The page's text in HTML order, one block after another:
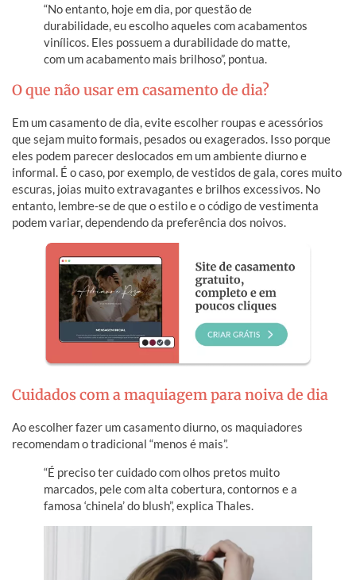
“No entanto, hoje em dia, por questão de
durabilidade, eu escolho aqueles com acabamentos
vinílicos. Eles possuem a durabilidade do matte,
com um acabamento mais brilhoso”, pontua.
O que não usar em casamento de dia?
Em um casamento de dia, evite escolher roupas e acessórios
que sejam muito formais, pesados ​​ou exagerados. Isso porque
eles podem parecer deslocados em um ambiente diurno e
informal. É o caso, por exemplo, de vestidos de gala, cores muito
escuras, joias muito extravagantes e brilhos excessivos. No
entanto, lembre-se de que o estilo e o código de vestimenta
podem variar, dependendo da preferência dos noivos.
Cuidados com a maquiagem para noiva de dia
Ao escolher fazer um casamento diurno, os maquiadores
recomendam o tradicional “menos é mais”.
“É preciso ter cuidado com olhos pretos muito
marcados, pele com alta cobertura, contornos e a
famosa ‘chinela’ do blush”, explica Thales.